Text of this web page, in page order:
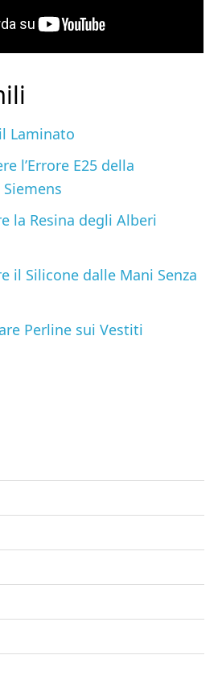
Laminato
l’Errore E25 della
la Resina degli Alberi
il Silicone dalle Mani Senza
Perline sui Vestiti